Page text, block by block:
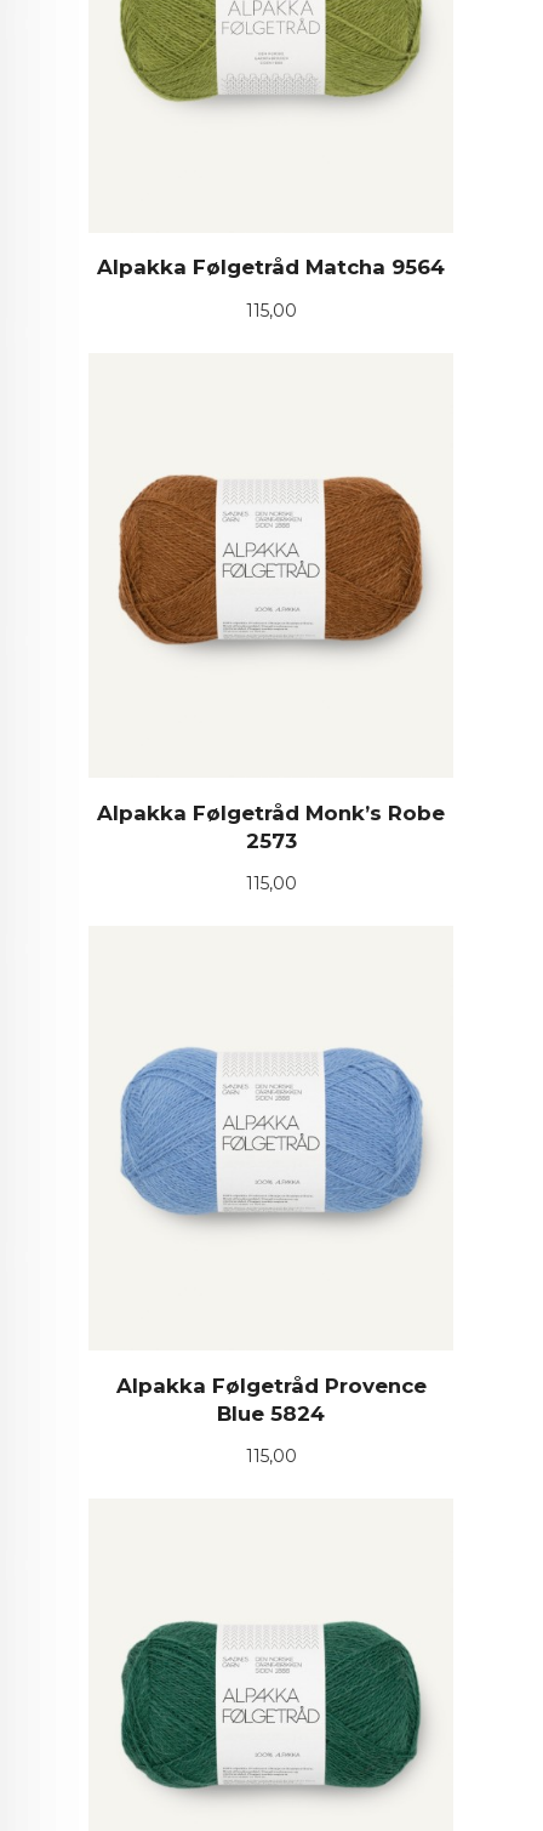
Alpakka Følgetråd Matcha 9564
Pris
115,00
Alpakka Følgetråd Monk’s Robe
2573
Pris
115,00
Alpakka Følgetråd Provence
Blue 5824
Pris
115,00